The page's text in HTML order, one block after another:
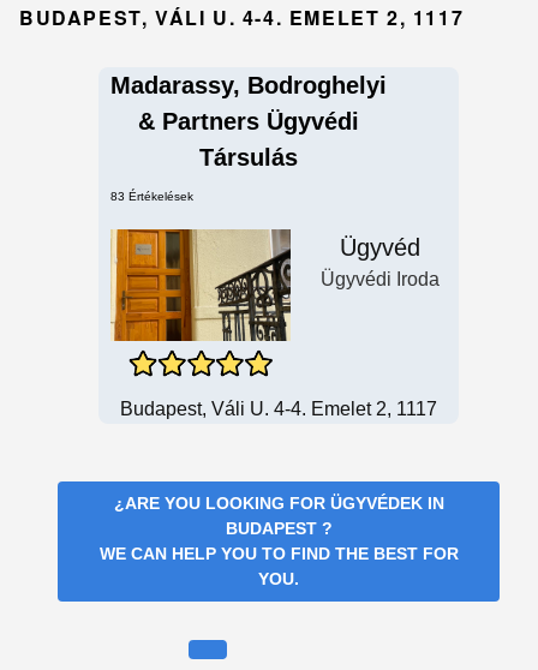
BUDAPEST, VÁLI U. 4-4. EMELET 2, 1117
Madarassy, Bodroghelyi
& Partners Ügyvédi
Társulás
83 Értékelések
Ügyvéd
Ügyvédi Iroda
Budapest, Váli U. 4-4. Emelet 2, 1117
¿ARE YOU LOOKING FOR ÜGYVÉDEK IN
BUDAPEST ?
WE CAN HELP YOU TO FIND THE BEST FOR
YOU.